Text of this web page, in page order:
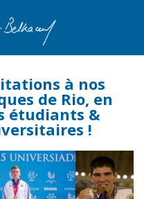
à nos
de Rio, en
étudiants &
!